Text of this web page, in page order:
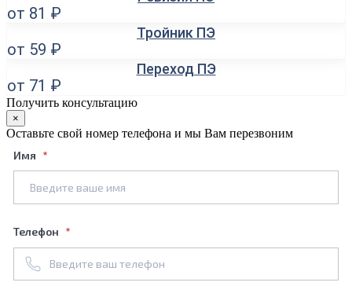
от 81 ₽
Тройник ПЭ
от 59 ₽
Переход ПЭ
от 71 ₽
Получить консультацию
×
Оставьте свой номер телефона и мы Вам перезвоним
Имя
Телефон